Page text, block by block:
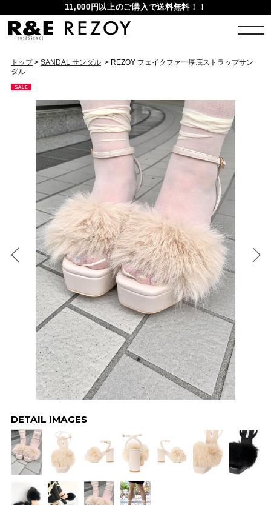
11,000円以上のご購入で送料無料！！
トップ > SANDAL サンダル> REZOY フェイクファー厚底ストラップサン
ダル
DETAIL IMAGES